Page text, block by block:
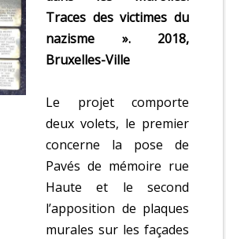
Traces des victimes du
nazisme ». 2018,
Bruxelles-Ville
Le projet comporte
deux volets, le premier
concerne la pose de
Pavés de mémoire rue
Haute et le second
l’apposition de plaques
murales sur les façades